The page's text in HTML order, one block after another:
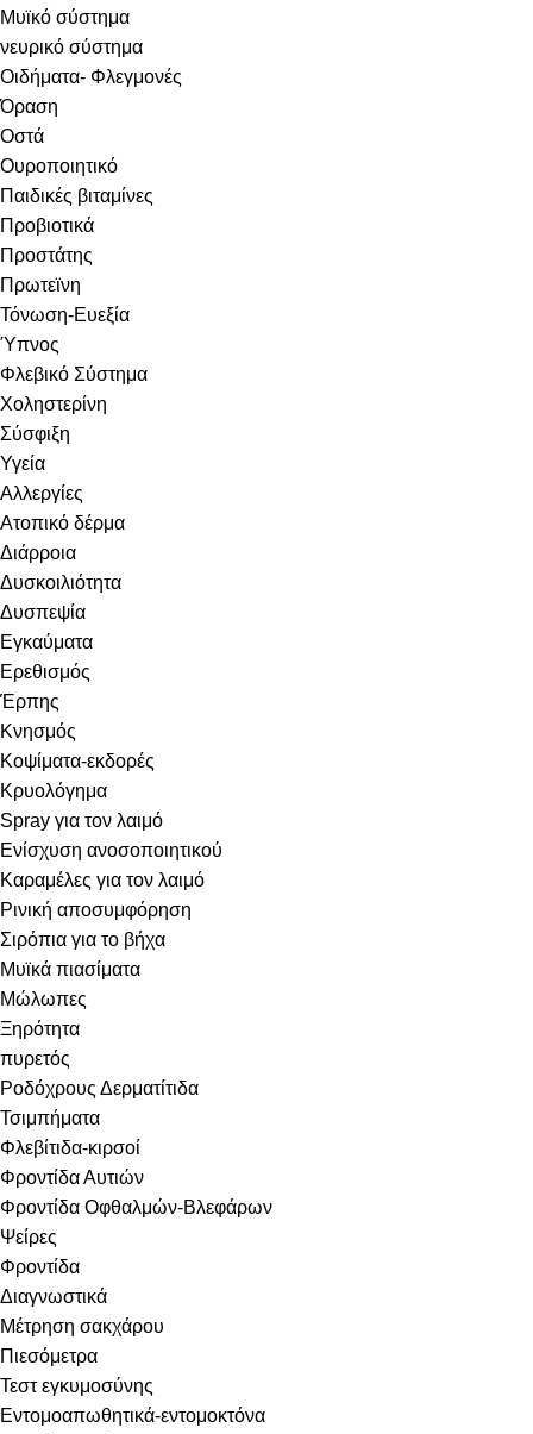
Μυϊκό σύστημα
νευρικό σύστημα
Οιδήματα- Φλεγμονές
Όραση
Οστά
Ουροποιητικό
Παιδικές βιταμίνες
Προβιοτικά
Προστάτης
Πρωτεϊνη
Τόνωση-Ευεξία
Ύπνος
Φλεβικό Σύστημα
Χοληστερίνη
Σύσφιξη
Υγεία
Αλλεργίες
Ατοπικό δέρμα
Διάρροια
Δυσκοιλιότητα
Δυσπεψία
Εγκαύματα
Ερεθισμός
Έρπης
Κνησμός
Κοψίματα-εκδορές
Κρυολόγημα
Spray για τον λαιμό
Ενίσχυση ανοσοποιητικού
Καραμέλες για τον λαιμό
Ρινική αποσυμφόρηση
Σιρόπια για το βήχα
Μυϊκά πιασίματα
Μώλωπες
Ξηρότητα
πυρετός
Ροδόχρους Δερματίτιδα
Τσιμπήματα
Φλεβίτιδα-κιρσοί
Φροντίδα Αυτιών
Φροντίδα Οφθαλμών-Βλεφάρων
Ψείρες
Φροντίδα
Διαγνωστικά
Μέτρηση σακχάρου
Πιεσόμετρα
Τεστ εγκυμοσύνης
Εντομοαπωθητικά-εντομοκτόνα